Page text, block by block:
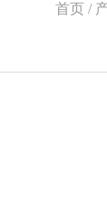
首页 /